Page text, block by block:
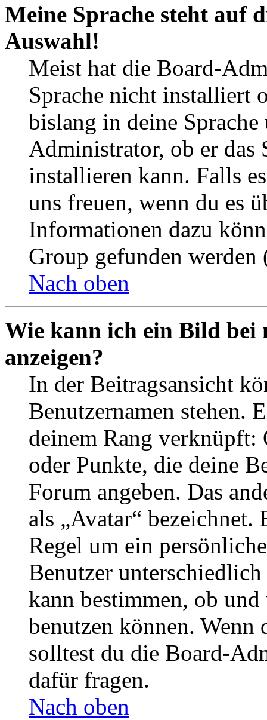
Meine Sprache steht auf
Auswahl!
Meist hat die Board-
Sprache nicht installiert
bislang in deine
Administrator, ob er das
installieren kann. Falls
uns freuen, wenn du es
Informationen dazu
Group gefunden
Nach oben
Wie kann ich ein Bild bei
anzeigen?
In der Beitragsansicht
Benutzernamen stehen.
deinem Rang verknüpft:
oder Punkte, die deine
Forum angeben. Das
als „Avatar“
Regel um ein
Benutzer
kann bestimmen, ob
benutzen können. Wenn
solltest du die Board-
dafür fragen.
Nach oben